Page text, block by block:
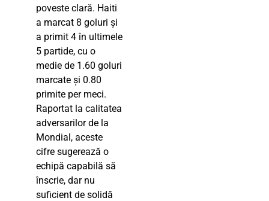
poveste clară. Haiti
a marcat 8 goluri și
a primit 4 în ultimele
5 partide, cu o
medie de 1.60 goluri
marcate și 0.80
primite per meci.
Raportat la calitatea
adversarilor de la
Mondial, aceste
cifre sugerează o
echipă capabilă să
înscrie, dar nu
suficient de solidă